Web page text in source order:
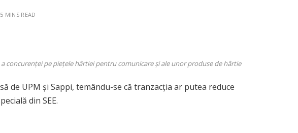
5 MINS READ
concurenței pe piețele hârtiei pentru comunicare și ale unor produse de hârtie
de UPM și Sappi, temându-se că tranzacția ar putea reduce
din SEE.